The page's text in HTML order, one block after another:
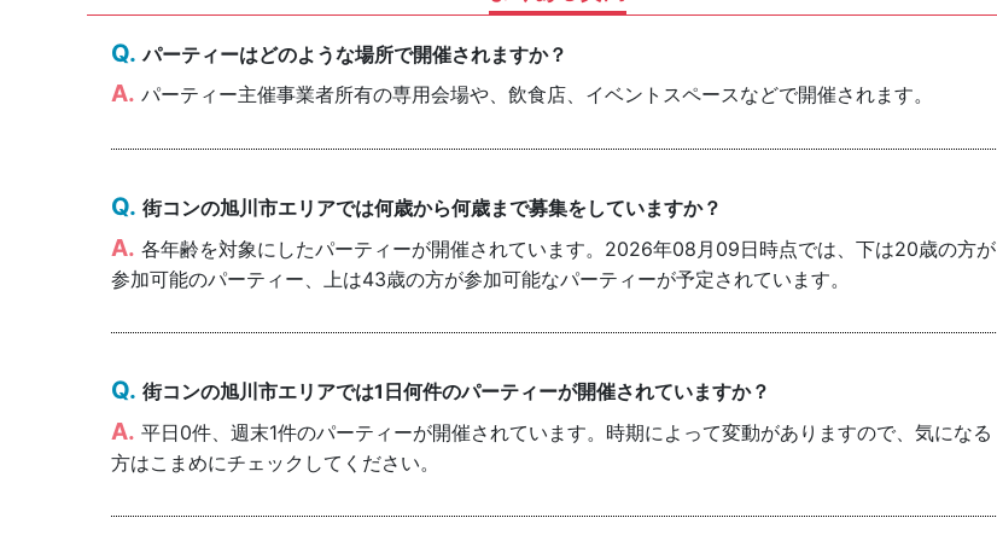
パーティーはどのような場所で開催されますか？
パーティー主催事業者所有の専用会場や、飲食店、イベントスペースなどで開催されます。
街コンの旭川市エリアでは何歳から何歳まで募集をしていますか？
各年齢を対象にしたパーティーが開催されています。2026年08月09日時点では、下は20歳の方が
参加可能のパーティー、上は43歳の方が参加可能なパーティーが予定されています。
街コンの旭川市エリアでは1日何件のパーティーが開催されていますか？
平日0件、週末1件のパーティーが開催されています。時期によって変動がありますので、気になる
方はこまめにチェックしてください。